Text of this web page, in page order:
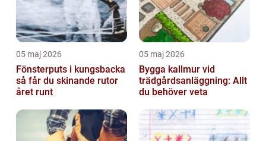
05 maj 2026
Fönsterputs i kungsbacka
så får du skinande rutor
året runt
05 maj 2026
Bygga kallmur vid
trädgårdsanläggning: Allt
du behöver veta